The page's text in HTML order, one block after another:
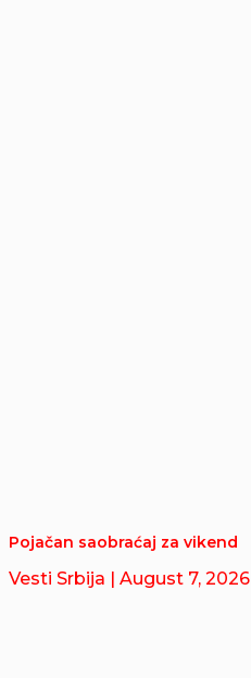
Pojačan saobraćaj za vikend
Vesti Srbija | August 7, 2026